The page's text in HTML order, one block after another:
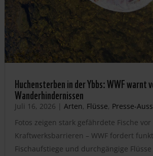
Huchensterben in der Ybbs: WWF warnt
Wanderhindernissen
Juli 16, 2026 | Arten, Flüsse, Presse-
Fotos zeigen stark gefährdete Fische vor
Kraftwerksbarrieren – WWF fordert
Fischaufstiege und durchgängige